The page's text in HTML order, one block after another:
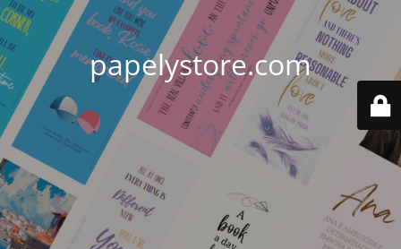
papelystore.com